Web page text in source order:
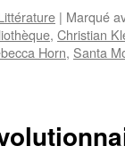
| Marqué
, Christian
Horn, Santa